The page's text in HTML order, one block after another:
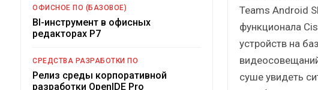
Teams Android
функционала
устройств на
суше увидеть
ОФИСНОЕ ПО (БАЗОВОЕ)
BI-инструмент в офисных
редакторах Р7
СРЕДСТВА РАЗРАБОТКИ ПО
Релиз среды корпоративной
разработки OpenIDE Pro